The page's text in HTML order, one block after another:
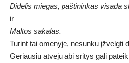
Didelis miegas, paštininkas visada
ir
Maltos sakalas.
Turint tai omenyje, nesunku įžvelgti
Geriausiu atveju abi sritys gali